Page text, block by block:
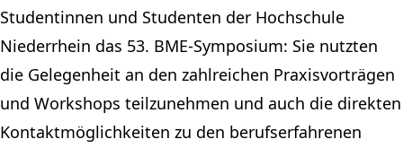
Studentinnen und Studenten der Hochschule
Niederrhein das 53. BME-Symposium: Sie nutzten
die Gelegenheit an den zahlreichen Praxisvorträgen
und Workshops teilzunehmen und auch die direkten
Kontaktmöglichkeiten zu den berufserfahrenen